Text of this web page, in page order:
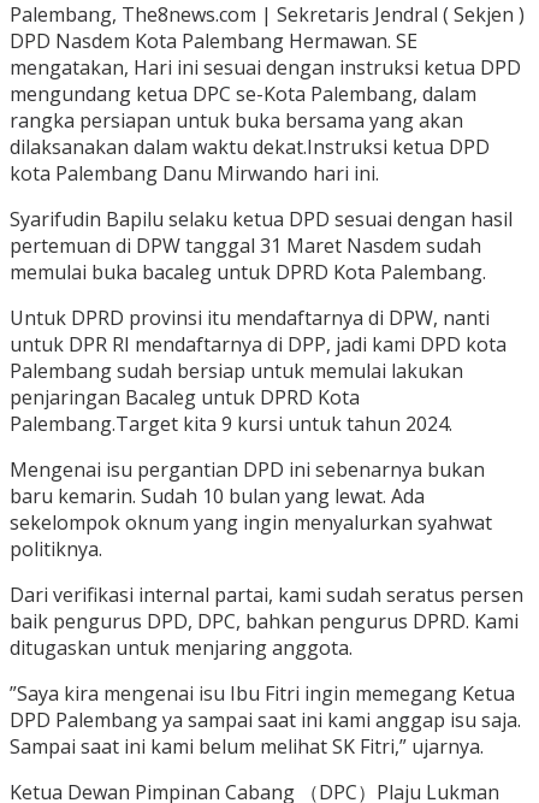
Palembang, The8news.com | Sekretaris Jendral ( Sekjen )
DPD Nasdem Kota Palembang Hermawan. SE
mengatakan, Hari ini sesuai dengan instruksi ketua DPD
mengundang ketua DPC se-Kota Palembang, dalam
rangka persiapan untuk buka bersama yang akan
dilaksanakan dalam waktu dekat.Instruksi ketua DPD
kota Palembang Danu Mirwando hari ini.
Syarifudin Bapilu selaku ketua DPD sesuai dengan hasil
pertemuan di DPW tanggal 31 Maret Nasdem sudah
memulai buka bacaleg untuk DPRD Kota Palembang.
Untuk DPRD provinsi itu mendaftarnya di DPW, nanti
untuk DPR RI mendaftarnya di DPP, jadi kami DPD kota
Palembang sudah bersiap untuk memulai lakukan
penjaringan Bacaleg untuk DPRD Kota
Palembang.Target kita 9 kursi untuk tahun 2024.
Mengenai isu pergantian DPD ini sebenarnya bukan
baru kemarin. Sudah 10 bulan yang lewat. Ada
sekelompok oknum yang ingin menyalurkan syahwat
politiknya.
Dari verifikasi internal partai, kami sudah seratus persen
baik pengurus DPD, DPC, bahkan pengurus DPRD. Kami
ditugaskan untuk menjaring anggota.
”Saya kira mengenai isu Ibu Fitri ingin memegang Ketua
DPD Palembang ya sampai saat ini kami anggap isu saja.
Sampai saat ini kami belum melihat SK Fitri,” ujarnya.
Ketua Dewan Pimpinan Cabang （DPC）Plaju Lukman